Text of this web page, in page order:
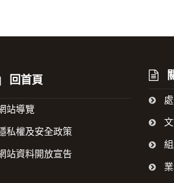
回首頁
站導覽
私權及安全政策
站資料開放宣告